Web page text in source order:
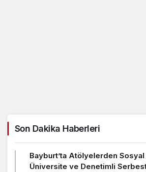
Son Dakika Haberleri
Bayburt’ta Atölyelerden
Üniversite ve Denetimli